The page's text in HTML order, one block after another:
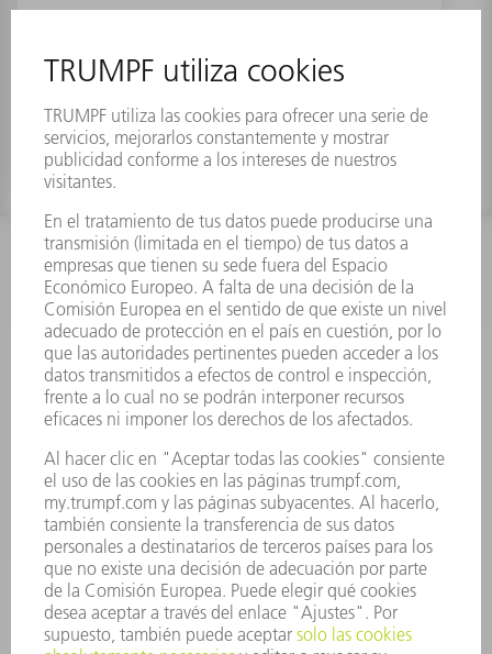
Referencia: 1794108
INFORMACIÓN
Preguntas más frecuentes
Condiciones generales de venta
CONTACTO
Departamento de Repuestos
+34 91 657 36 70
Viernes de 8h – 17h
repuestos@es.trumpf.com
CONTACTO
Departamento de Utillaje
+34 91 657 36 69
Lunes a Jueves de 8h – 18h
Viernes de 8h – 17h
utillaje@trumpf.com